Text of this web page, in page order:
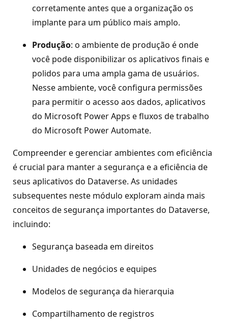
corretamente antes que a organização os
implante para um público mais amplo.
Produção: o ambiente de produção é onde
você pode disponibilizar os aplicativos finais e
polidos para uma ampla gama de usuários.
Nesse ambiente, você configura permissões
para permitir o acesso aos dados, aplicativos
do Microsoft Power Apps e fluxos de trabalho
do Microsoft Power Automate.
Compreender e gerenciar ambientes com eficiência
é crucial para manter a segurança e a eficiência de
seus aplicativos do Dataverse. As unidades
subsequentes neste módulo exploram ainda mais
conceitos de segurança importantes do Dataverse,
incluindo:
Segurança baseada em direitos
Unidades de negócios e equipes
Modelos de segurança da hierarquia
Compartilhamento de registros